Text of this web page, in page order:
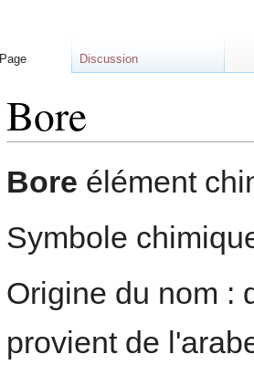
Bore
Bore élément
Symbole
Origine du nom :
provient de
Page Discussion